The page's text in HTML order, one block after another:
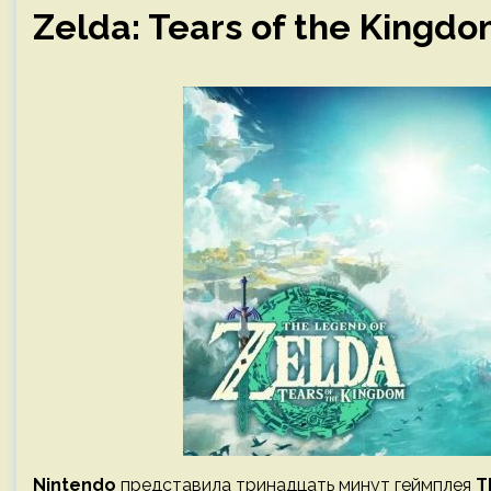
Zelda: Tears of the
Nintendo представила тринадцать минут геймплея